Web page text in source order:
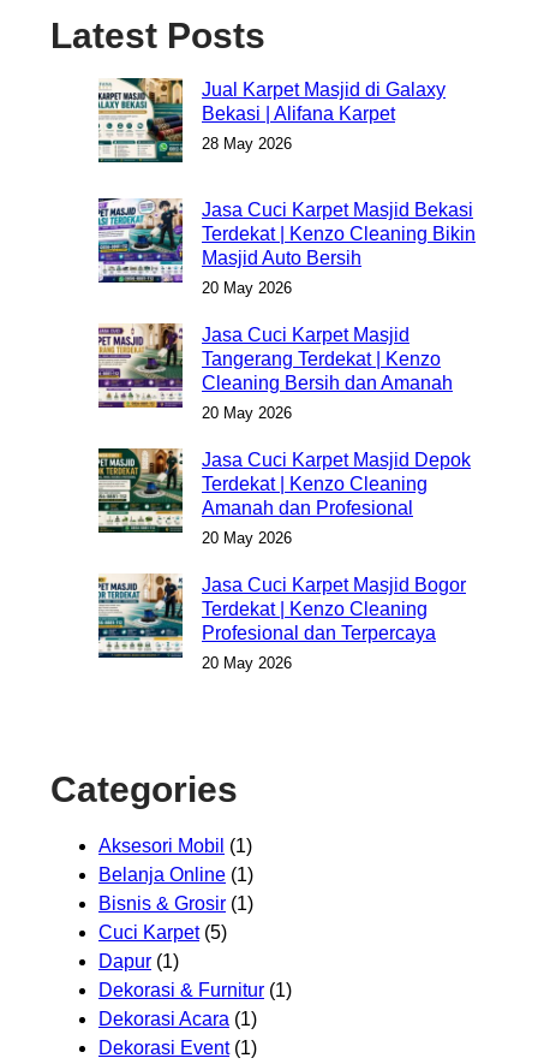
Latest Posts
Jual Karpet Masjid di Galaxy
Bekasi | Alifana Karpet
28 May 2026
Jasa Cuci Karpet Masjid Bekasi
Terdekat | Kenzo Cleaning Bikin
Masjid Auto Bersih
20 May 2026
Jasa Cuci Karpet Masjid
Tangerang Terdekat | Kenzo
Cleaning Bersih dan Amanah
20 May 2026
Jasa Cuci Karpet Masjid Depok
Terdekat | Kenzo Cleaning
Amanah dan Profesional
20 May 2026
Jasa Cuci Karpet Masjid Bogor
Terdekat | Kenzo Cleaning
Profesional dan Terpercaya
20 May 2026
Categories
Aksesori Mobil (1)
Belanja Online (1)
Bisnis & Grosir (1)
Cuci Karpet(5)
Dapur (1)
Dekorasi & Furnitur (1)
Dekorasi Acara (1)
Dekorasi Event(1)